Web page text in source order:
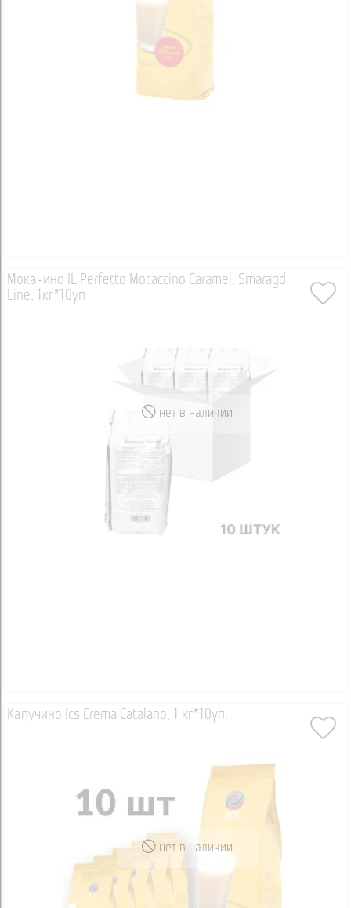
нет в наличии
Мокачино IL Perfetto Mocaccino Caramel, Smaragd
Line, 1кг*10уп
нет в наличии
Капучино Ics Crema Catalano, 1 кг*10уп.